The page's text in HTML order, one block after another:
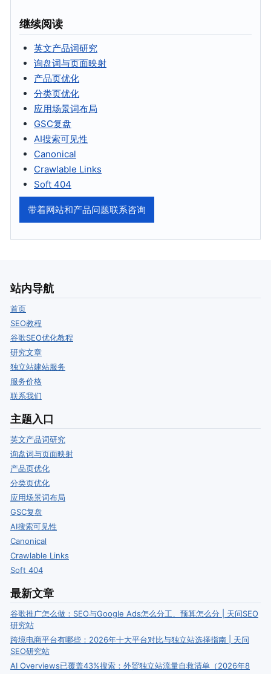
站内导航
首页
SEO教程
谷歌SEO优化教程
研究文章
独立站建站服务
服务价格
联系我们
主题入口
英文产品词研究
询盘词与页面映射
产品页优化
分类页优化
应用场景词布局
GSC复盘
AI搜索可见性
Canonical
Crawlable Links
Soft 404
最新文章
谷歌推广怎么做：SEO与Google Ads怎么分工、预算怎么分 | 天问SEO
研究站
跨境电商平台有哪些：2026年十大平台对比与独立站选择指南 | 天问
SEO研究站
AI Overviews已覆盖43%搜索：外贸独立站流量自救清单（2026年8
继续阅读
英文产品词研究
询盘词与页面映射
产品页优化
分类页优化
应用场景词布局
GSC复盘
AI搜索可见性
Canonical
Crawlable Links
Soft 404
带着网站和产品问题联系咨询